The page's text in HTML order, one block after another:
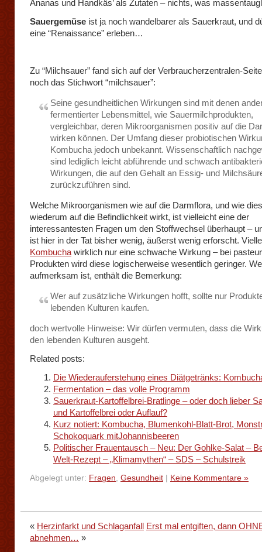
Ananas und Handkäs’ als Zutaten – nichts, was
Sauergemüse ist ja noch wandelbarer als Sauerkraut, und
eine “Renaissance” erleben…
Zu “Milchsauer” fand sich auf der Verbraucherzentralen-
noch das Stichwort “milchsauer”:
Seine gesundheitlichen Wirkungen sind mit denen
fermentierter Lebensmittel, wie Sauermilchprodukten,
vergleichbar, deren Mikroorganismen positiv auf die
wirken können. Der Umfang dieser probiotischen
Kombucha jedoch unbekannt. Wissenschaftlich
sind lediglich leicht abführende und schwach
Wirkungen, die auf den Gehalt an Essig- und
zurückzuführen sind.
Welche Mikroorganismen wie auf die Darmflora, und wie
wiederum auf die Befindlichkeit wirkt, ist vielleicht eine der
interessantesten Fragen um den Stoffwechsel überhaupt –
ist hier in der Tat bisher wenig, äußerst wenig erforscht.
Kombucha wirklich nur eine schwache Wirkung – bei
Produkten wird diese logischerweise wesentlich geringer.
aufmerksam ist, enthält die Bemerkung:
Wer auf zusätzliche Wirkungen hofft, sollte nur
lebenden Kulturen kaufen.
doch wertvolle Hinweise: Wir dürfen vermuten, dass die
den lebenden Kulturen ausgeht.
Related posts:
Die Wiederauferstehung eines Diätgetränks:
Fermentation – das volle Programm
Sauerkraut-Kartoffelbrei-Bratlinge – oder doch lieber
und Kartoffelbrei oder Auflauf?
Kurz notiert: Kombucha, Blumenkohl-Blatt-Brot,
Schokoquark mitJohannisbeeren
Politischer Frauentausch – Neu: Der Gohlke-Salat –
Welt-Rezept – „Klimamythen“ – SDS – Schulstreik
Abgelegt unter: Fragen, Gesundheit Keine Kommentare »
« Herzinfarkt und Schlaganfall Erst mal entgiften, dann
abnehmen… »